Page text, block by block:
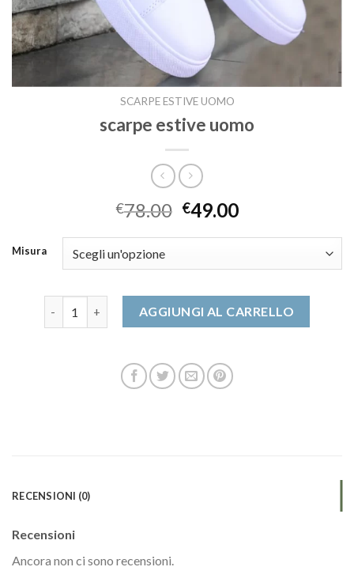
SCARPE ESTIVE UOMO
scarpe estive uomo
€78.00 €49.00
Misura
scarpe estive uomo quantitàAGGIUNGI AL CARRELLO
RECENSIONI (0)
Recensioni
Ancora non ci sono recensioni.